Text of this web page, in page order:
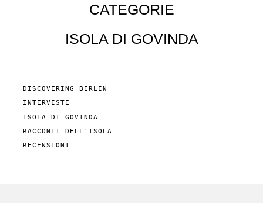
CATEGORIE
ISOLA DI GOVINDA
DISCOVERING BERLIN
INTERVISTE
ISOLA DI GOVINDA
RACCONTI DELL'ISOLA
RECENSIONI